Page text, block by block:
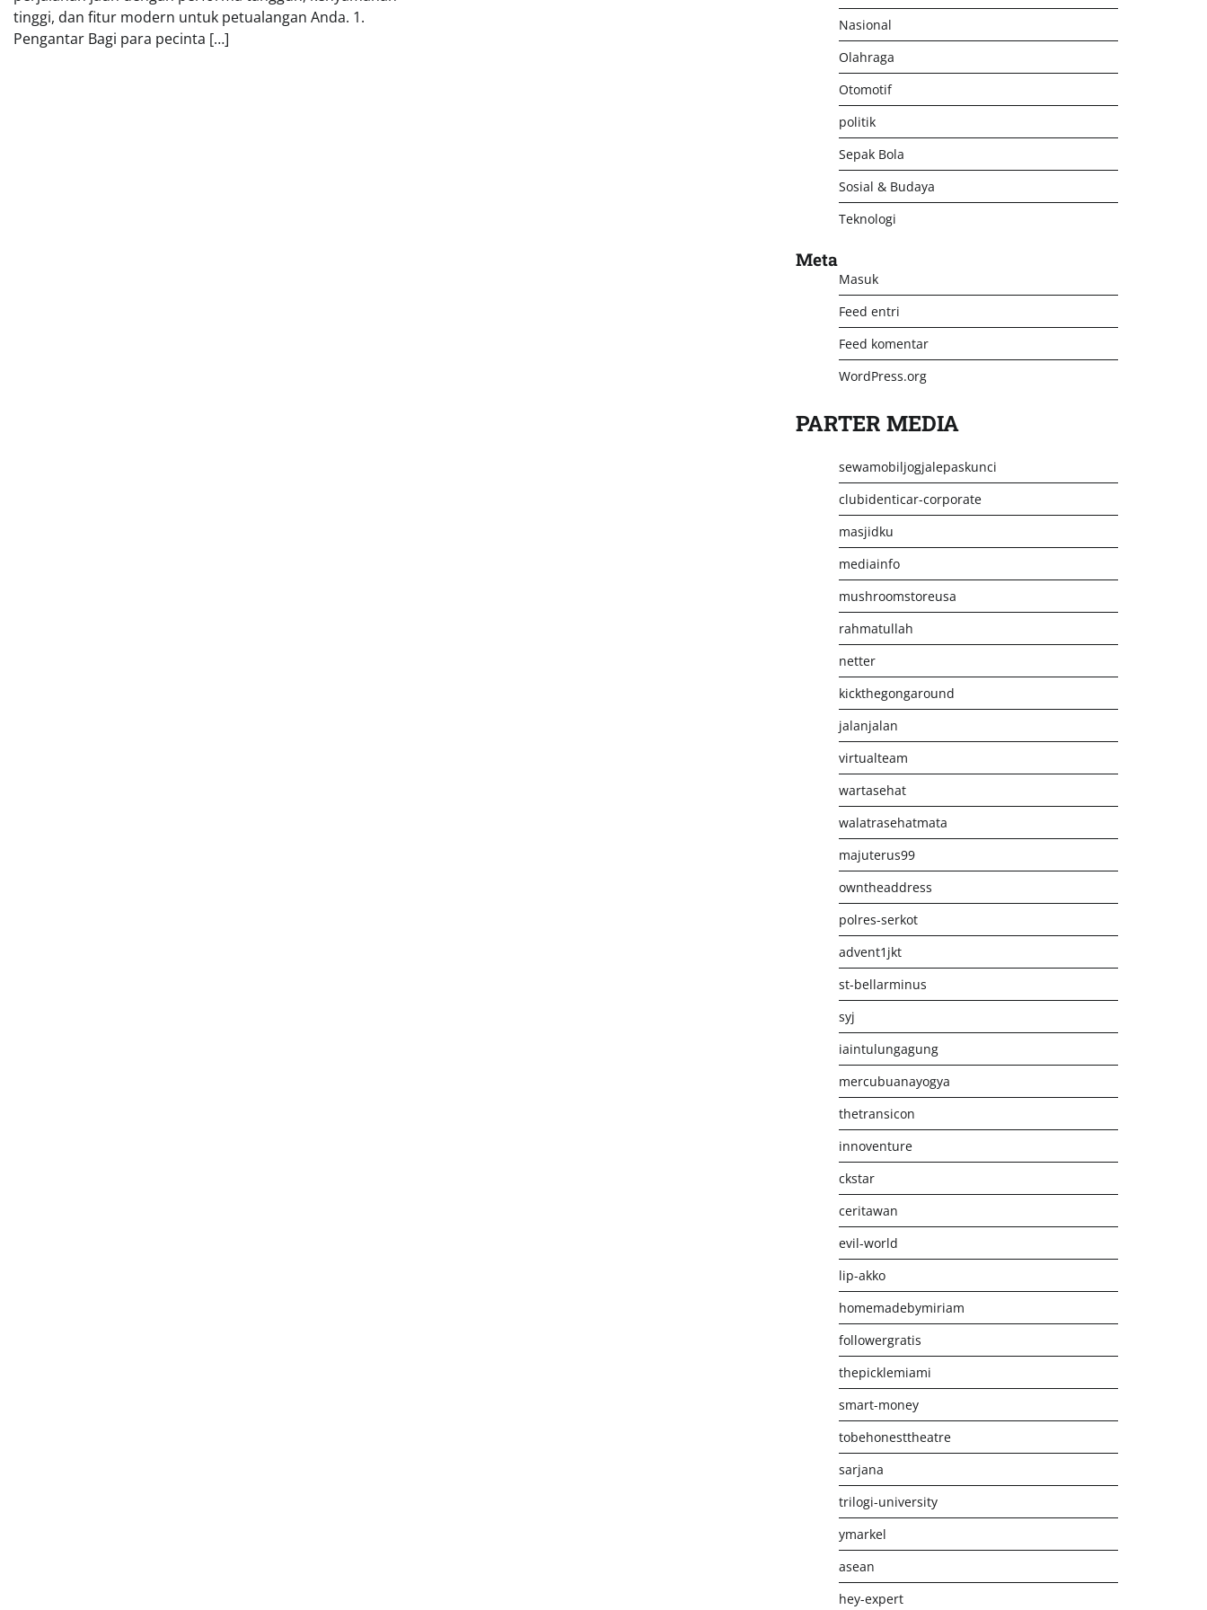
tinggi, dan fitur modern untuk petualangan Anda. 1.
Pengantar Bagi para pecinta […]
Nasional
Olahraga
Otomotif
politik
Sepak Bola
Sosial & Budaya
Teknologi
Meta
Masuk
Feed entri
Feed komentar
WordPress.org
PARTER MEDIA
sewamobiljogjalepaskunci
clubidenticar-corporate
masjidku
mediainfo
mushroomstoreusa
rahmatullah
netter
kickthegongaround
jalanjalan
virtualteam
wartasehat
walatrasehatmata
majuterus99
owntheaddress
polres-serkot
advent1jkt
st-bellarminus
syj
iaintulungagung
mercubuanayogya
thetransicon
innoventure
ckstar
ceritawan
evil-world
lip-akko
homemadebymiriam
followergratis
thepicklemiami
smart-money
tobehonesttheatre
sarjana
trilogi-university
ymarkel
asean
hey-expert